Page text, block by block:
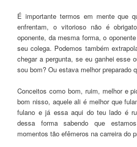
É importante termos em mente que
enfrentam, o vitorioso não é
oponente, da mesma forma, o
seu colega. Podemos também
chegar a pergunta, se eu ganhei esse
sou bom? Ou estava melhor preparado
Conceitos como bom, ruim, melhor e
bom nisso, aquele ali é melhor que
fulano e já essa aqui do teu lado é
dessa forma sabendo que
momentos tão efêmeros na carreira do